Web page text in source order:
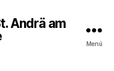
Andrä am
Menü